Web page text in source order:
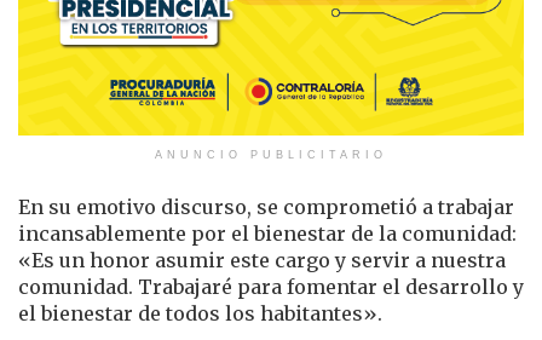
ANUNCIO PUBLICITARIO
En su emotivo discurso, se comprometió a trabajar
incansablemente por el bienestar de la comunidad:
«Es un honor asumir este cargo y servir a nuestra
comunidad. Trabajaré para fomentar el desarrollo y
el bienestar de todos los habitantes».